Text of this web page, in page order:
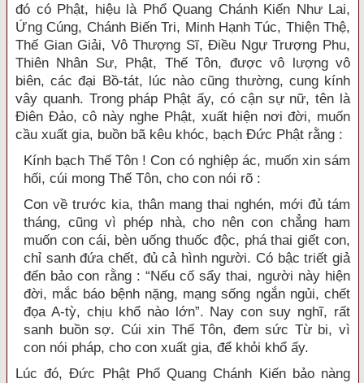
đó có Phật, hiệu là Phổ Quang Chánh Kiến Như Lai,
Ứng Cúng, Chánh Biến Tri, Minh Hạnh Túc, Thiện Thệ,
Thế Gian Giải, Vô Thượng Sĩ, Điều Ngự Trượng Phu,
Thiên Nhân Sư, Phật, Thế Tôn, được vô lượng vô
biên, các đại Bồ-tát, lúc nào cũng thường, cung kính
vây quanh. Trong pháp Phật ấy, có cận sự nữ, tên là
Điên Đảo, cô này nghe Phật, xuất hiện nơi đời, muốn
cầu xuất gia, buồn bã kêu khóc, bạch Đức Phật rằng :
Kính bạch Thế Tôn ! Con có nghiệp ác, muốn xin sám
hối, cúi mong Thế Tôn, cho con nói rõ :
Con về trước kia, thân mang thai nghén, mới đủ tám
tháng, cũng vì phép nhà, cho nên con chẳng ham
muốn con cái, bèn uống thuốc độc, phá thai giết con,
chỉ sanh đứa chết, đủ cả hình người. Có bậc triết giả
đến bảo con rằng : “Nếu cố sẩy thai, người này hiện
đời, mắc báo bệnh nặng, mạng sống ngắn ngủi, chết
đọa A-tỳ, chịu khổ nào lớn”. Nay con suy nghĩ, rất
sanh buồn sợ. Cúi xin Thế Tôn, đem sức Từ bi, vì
con nói pháp, cho con xuất gia, để khỏi khổ ấy.
Lúc đó, Đức Phật Phổ Quang Chánh Kiến bảo nàng